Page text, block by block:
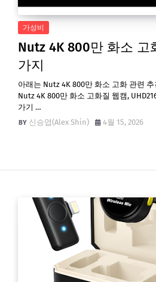
가성비
Nutz 4K 800만 화소 고
가지
아래는 Nutz 4K 800만 화소 고화 관련
Nutz 4K 800만 화소 고화질 웹캠,
가기 …
신승엽(Alex Shin)
4월 15, 2026